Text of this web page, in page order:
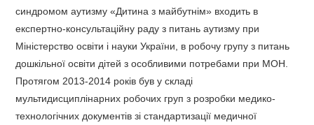
синдромом аутизму «Дитина з майбутнім» входить в
експертно-консультаційну раду з питань аутизму при
Міністерство освіти і науки України, в робочу групу з питань
дошкільної освіти дітей з особливими потребами при МОН.
Протягом 2013-2014 років був у складі
мультидисциплінарних робочих груп з розробки медико-
технологічних документів зі стандартизації медичної